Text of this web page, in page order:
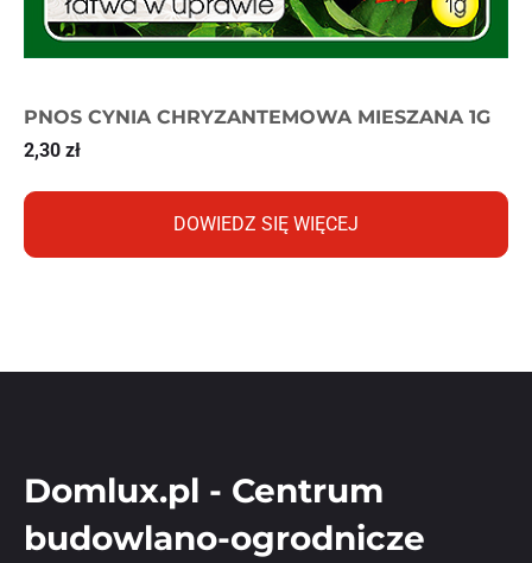
PNOS CYNIA CHRYZANTEMOWA MIESZANA 1G
2,30 zł
DOWIEDZ SIĘ WIĘCEJ
Domlux.pl - Centrum
budowlano-ogrodnicze